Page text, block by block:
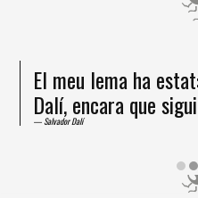
El meu lema ha
Dalí, encara que
Salvador Dalí